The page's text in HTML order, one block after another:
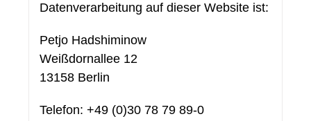
Datenverarbeitung auf dieser Website ist:
Petjo Hadshiminow
Weißdornallee 12
13158 Berlin
Telefon: +49 (0)30 78 79 89-0